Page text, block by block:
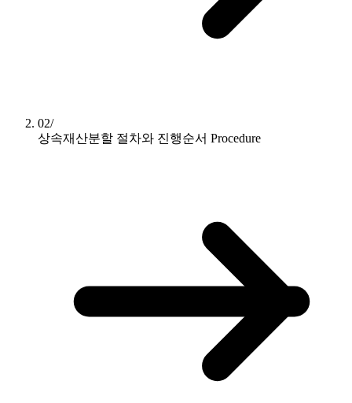
02/
상속재산분할 절차와 진행순서 Procedure